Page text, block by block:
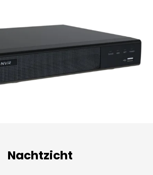
Nachtzicht